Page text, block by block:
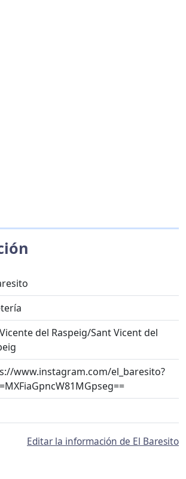
del Raspeig/Sant Vicent del
www.instagram.com/el_baresito?
Editar la información de El Baresito